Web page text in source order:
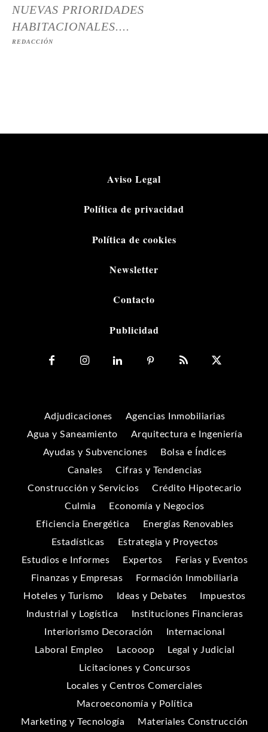
NUEVAS PRIORIDADES
HABITACIONALES....
REDACCIÓN
Aviso Legal
Política de privacidad
Política de cookies
Newsletter
Contacto
Publicidad
Adjudicaciones
Agencias Inmobiliarias
Agua y Saneamiento
Arquitectura e Ingeniería
Ayudas y Subvenciones
Bolsa e Índices
Canales
Cifras y Tendencias
Construcción y Servicios
Crédito Hipotecario
Culmia
Economía y Negocios
Eficiencia Energética
Energías Renovables
Estadísticas
Estrategia y Proyectos
Estudios e Informes
Expertos
Ferias y Eventos
Finanzas y Empresas
Formación Inmobiliaria
Hoteles y Turismo
Ideas y Debates
Impuestos
Industrial y Logística
Instituciones Financieras
Interiorismo Decoración
Internacional
Laboral Empleo
Lacooop
Legal y Judicial
Licitaciones y Concursos
Locales y Centros Comerciales
Macroeconomía y Política
Marketing y Tecnología
Materiales Construcción